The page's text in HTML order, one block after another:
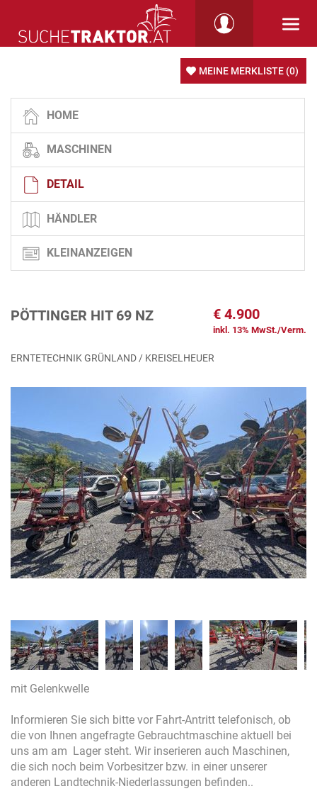
MEINE MERKLISTE (0)
HOME
MASCHINEN
DETAIL
HÄNDLER
KLEINANZEIGEN
PÖTTINGER HIT 69 NZ € 4.900
inkl. 13% MwSt./Verm.
ERNTETECHNIK GRÜNLAND / KREISELHEUER
mit Gelenkwelle
Informieren Sie sich bitte vor Fahrt-Antritt telefonisch, ob
die von Ihnen angefragte Gebrauchtmaschine aktuell bei
uns am am Lager steht. Wir inserieren auch Maschinen,
die sich noch beim Vorbesitzer bzw. in einer unserer
anderen Landtechnik-Niederlassungen befinden..